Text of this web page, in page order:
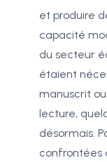
et produire
capacité
du secteur
étaient
manuscrit
lecture,
désormais.
confrontées